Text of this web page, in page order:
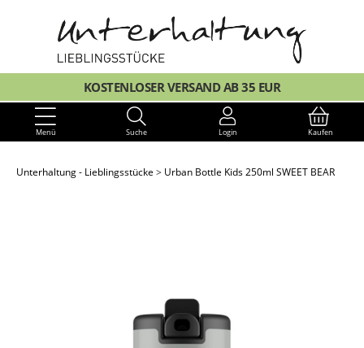
KOSTENLOSER VERSAND AB 35 EUR
Menü Suche Login Kaufen
Unterhaltung - Lieblingsstücke Urban Bottle Kids 250ml SWEET BEAR